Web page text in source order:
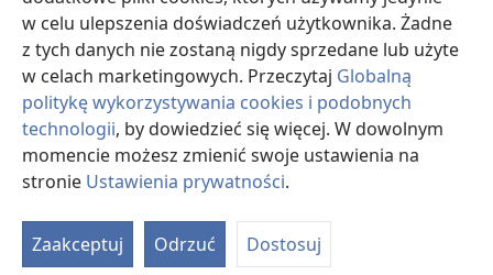
w celu ulepszenia doświadczeń użytkownika. Żadne
z tych danych nie zostaną nigdy sprzedane lub użyte
w celach marketingowych. Przeczytaj Globalną
politykę wykorzystywania cookies i podobnych
technologii, by dowiedzieć się więcej. W dowolnym
momencie możesz zmienić swoje ustawienia na
stronie Ustawienia prywatności.
Zaakceptuj Odrzuć Dostosuj
Wyświetlanie
Copyright© 2026 Watch Tower Bible and Tract Society of Pennsylvania.
WARUNKI UŻYTKOWANIA| POLITYKA PRYWATNOŚCI
PRYWATNOŚCI